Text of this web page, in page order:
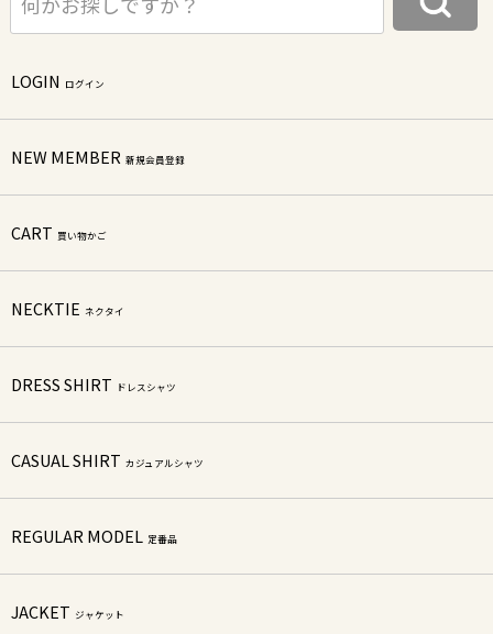
LOGIN ログイン
NEW MEMBER 新規会員登録
CART 買い物かご
NECKTIE ネクタイ
DRESS SHIRT ドレスシャツ
CASUAL SHIRT カジュアルシャツ
REGULAR MODEL 定番品
JACKET ジャケット